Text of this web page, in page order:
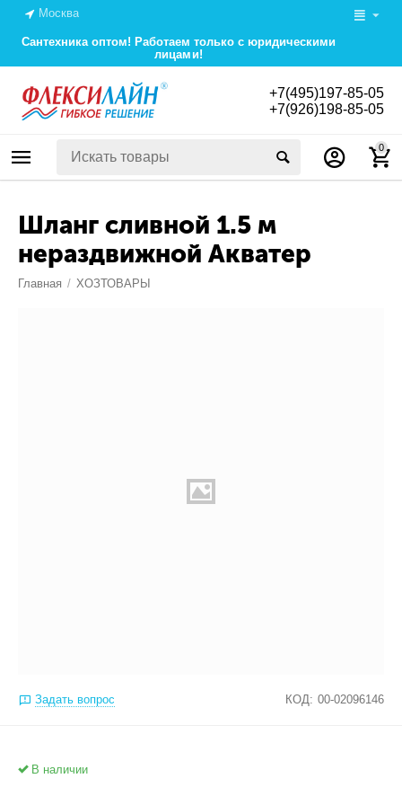
Москва
Сантехника оптом! Работаем только с юридическими
лицами!
+7(495)197-85-05
+7(926)198-85-05
0
Шланг сливной 1.5 м
нераздвижной Акватер
Главная / ХОЗТОВАРЫ
Задать вопрос КОД: 00-02096146
В наличии